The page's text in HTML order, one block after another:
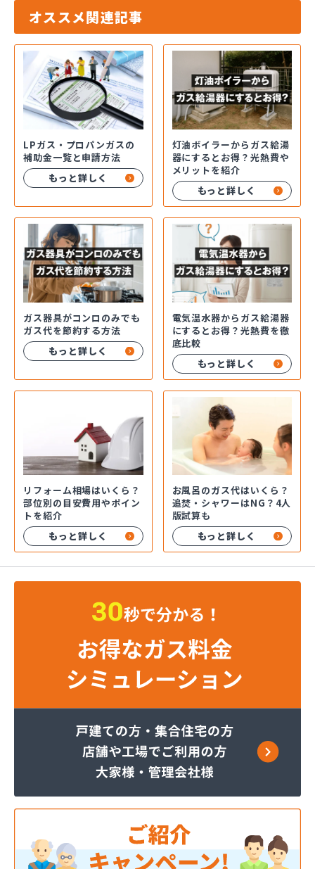
オススメ関連記事
LPガス・プロパンガスの
補助金一覧と申請方法
もっと詳しく
灯油ボイラーからガス給湯
器にするとお得？光熱費や
メリットを紹介
もっと詳しく
ガス器具がコンロのみでも
ガス代を節約する方法
もっと詳しく
電気温水器からガス給湯器
にするとお得？光熱費を徹
底比較
もっと詳しく
リフォーム相場はいくら？
部位別の目安費用やポイン
トを紹介
もっと詳しく
お風呂のガス代はいくら？
追焚・シャワーはNG？4人
版試算も
もっと詳しく